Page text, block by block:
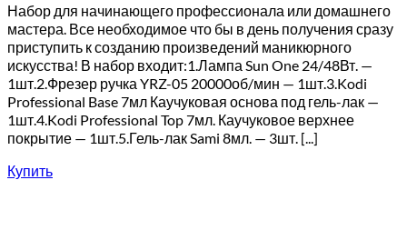
Набор для начинающего профессионала или домашнего
мастера. Все необходимое что бы в день получения сразу
приступить к созданию произведений маникюрного
искусства! В набор входит:1.Лампа Sun One 24/48Вт. —
1шт.2.Фрезер ручка YRZ-05 20000об/мин — 1шт.3.Kodi
Professional Base 7мл Каучуковая основа под гель-лак —
1шт.4.Kodi Professional Top 7мл. Каучуковое верхнее
покрытие — 1шт.5.Гель-лак Sami 8мл. — 3шт. [...]
Купить